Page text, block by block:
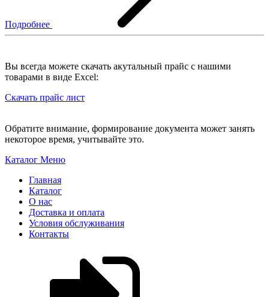
Подробнее
Вы всегда можете скачать акутальный прайс с нашими
товарами в виде Excel:
Скачать прайс лист
Обратите внимание, формирование документа может занять
некоторое время, учитывайте это.
Каталог Меню
Главная
Каталог
О нас
Доставка и оплата
Условия обслуживания
Контакты